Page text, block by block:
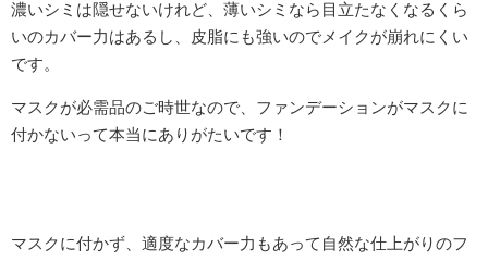
濃いシミは隠せないけれど、薄いシミなら目立たなくなるくら
いのカバー力はあるし、皮脂にも強いのでメイクが崩れにくい
です。
マスクが必需品のご時世なので、ファンデーションがマスクに
付かないって本当にありがたいです！
マスクに付かず、適度なカバー力もあって自然な仕上がりのフ